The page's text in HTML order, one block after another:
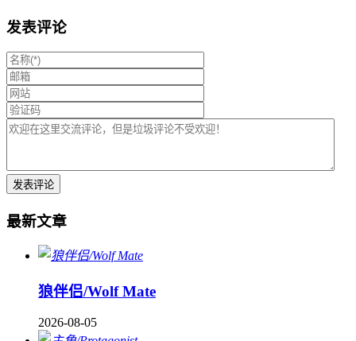
发表评论
最新文章
狼伴侣/Wolf Mate
2026-08-05